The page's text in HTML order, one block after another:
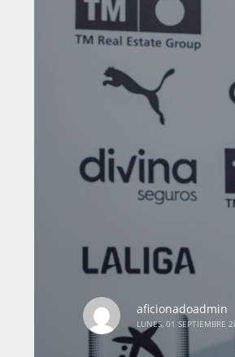
aficionadoadmin
LUNES, 01 SEPTIEMBRE